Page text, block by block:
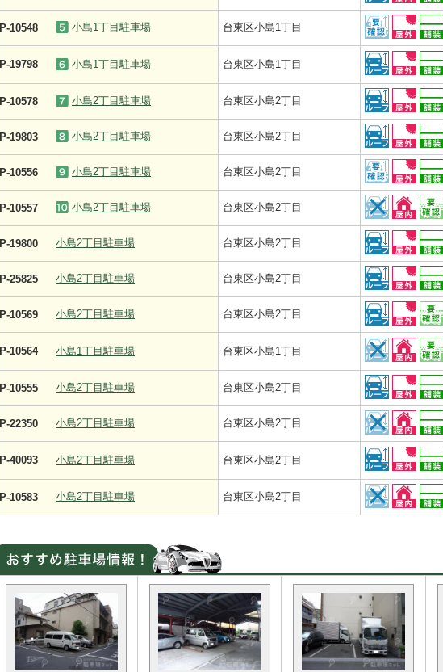
P-10548 小島1丁目駐車場 台東区小島1丁目
P-19798 小島1丁目駐車場 台東区小島1丁目
P-10578 小島2丁目駐車場 台東区小島2丁目
P-19803 小島2丁目駐車場 台東区小島2丁目
P-10556 小島2丁目駐車場 台東区小島2丁目
P-10557 小島2丁目駐車場 台東区小島2丁目
P-19800 小島2丁目駐車場 台東区小島2丁目
P-25825 小島2丁目駐車場 台東区小島2丁目
P-10569 小島2丁目駐車場 台東区小島2丁目
P-10564 小島1丁目駐車場 台東区小島1丁目
P-10555 小島2丁目駐車場 台東区小島2丁目
P-22350 小島2丁目駐車場 台東区小島2丁目
P-40093 小島2丁目駐車場 台東区小島2丁目
P-10583 小島2丁目駐車場 台東区小島2丁目